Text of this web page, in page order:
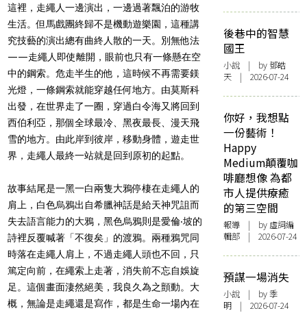
這裡，走繩人一邊演出，一邊過著飄泊的游牧
生活。但馬戲團終歸不是機動遊樂園，這種講
究技藝的演出總有曲終人散的一天。別無他法
——走繩人即使離開，眼前也只有一條懸在空
中的鋼索。危走半生的他，這時候不再需要鎂
光燈，一條鋼索就能穿越任何地方。由莫斯科
出發，在世界走了一圈，穿過白令海又將回到
西伯利亞，那個全球最冷、黑夜最長、漫天飛
雪的地方。由此岸到彼岸，移動身體，遊走世
界，走繩人最終一站就是回到原初的起點。
故事結尾是一黑一白兩隻大鴉停棲在走繩人的
肩上，白色烏鴉出自希臘神話是給天神咒詛而
失去語言能力的大鴉，黑色烏鴉則是愛倫‧坡的
詩裡反覆喊著「不復矣」的渡鴉。兩種鴉咒同
時落在走繩人肩上，不過走繩人頭也不回，只
篤定向前，在繩索上走著，消失前不忘自娛旋
足。這個畫面淒然絕美，我良久為之顫動。大
概，無論是走繩還是寫作，都是生命一場內在
後巷中的智慧
國王
小說 | by 鄧皓
天 | 2026-07-24
你好，我想點
一份藝術！
Happy
Medium顛覆咖
啡廳想像 為都
市人提供療癒
的第三空間
報導 | by 虛詞編
輯部 | 2026-07-24
預謀一場消失
小說 | by 季
明 | 2026-07-24